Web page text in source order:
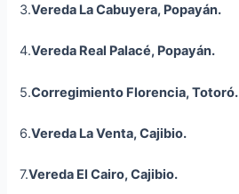
3.Vereda La Cabuyera, Popayán.
4.Vereda Real Palacé, Popayán.
5.Corregimiento Florencia, Totoró.
6.Vereda La Venta,Cajibio.
7.Vereda El Cairo,Cajibio.